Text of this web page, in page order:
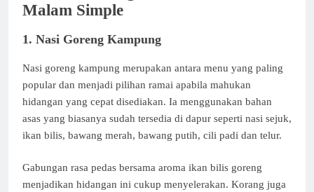
Malam Simple
1. Nasi Goreng Kampung
Nasi goreng kampung merupakan antara menu yang paling
popular dan menjadi pilihan ramai apabila mahukan
hidangan yang cepat disediakan. Ia menggunakan bahan
asas yang biasanya sudah tersedia di dapur seperti nasi sejuk,
ikan bilis, bawang merah, bawang putih, cili padi dan telur.
Gabungan rasa pedas bersama aroma ikan bilis goreng
menjadikan hidangan ini cukup menyelerakan. Korang juga